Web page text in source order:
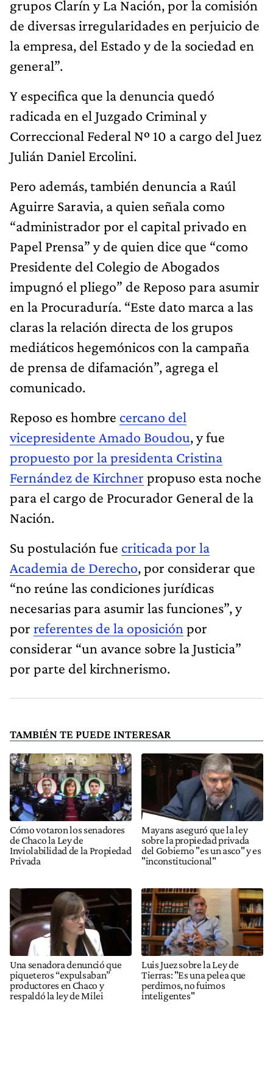
grupos Clarín y La Nación, por la comisión
de diversas irregularidades en perjuicio de
la empresa, del Estado y de la sociedad en
general”.
Y especifica que la denuncia quedó
radicada en el Juzgado Criminal y
Correccional Federal Nº 10 a cargo del Juez
Julián Daniel Ercolini.
Pero además, también denuncia a Raúl
Aguirre Saravia, a quien señala como
“administrador por el capital privado en
Papel Prensa” y de quien dice que “como
Presidente del Colegio de Abogados
impugnó el pliego” de Reposo para asumir
en la Procuraduría. “Este dato marca a las
claras la relación directa de los grupos
mediáticos hegemónicos con la campaña
de prensa de difamación”, agrega el
comunicado.
Reposo es hombre cercano del
vicepresidente Amado Boudou, y fue
propuesto por la presidenta Cristina
Fernández de Kirchner propuso esta noche
para el cargo de Procurador General de la
Nación.
Su postulación fue criticada por la
Academia de Derecho, por considerar que
“no reúne las condiciones jurídicas
necesarias para asumir las funciones”, y
por referentes de la oposición por
considerar “un avance sobre la Justicia”
por parte del kirchnerismo.
TAMBIÉN TE PUEDE INTERESAR
Cómo votaron los senadores
de Chaco la Ley de
Inviolabilidad de la Propiedad
Privada
Mayans aseguró que la ley
sobre la propiedad privada
del Gobierno "es un asco" y es
"inconstitucional"
Una senadora denunció que
piqueteros “expulsaban”
productores en Chaco y
respaldó la ley de Milei
Luis Juez sobre la Ley de
Tierras: "Es una pelea que
perdimos, no fuimos
inteligentes"